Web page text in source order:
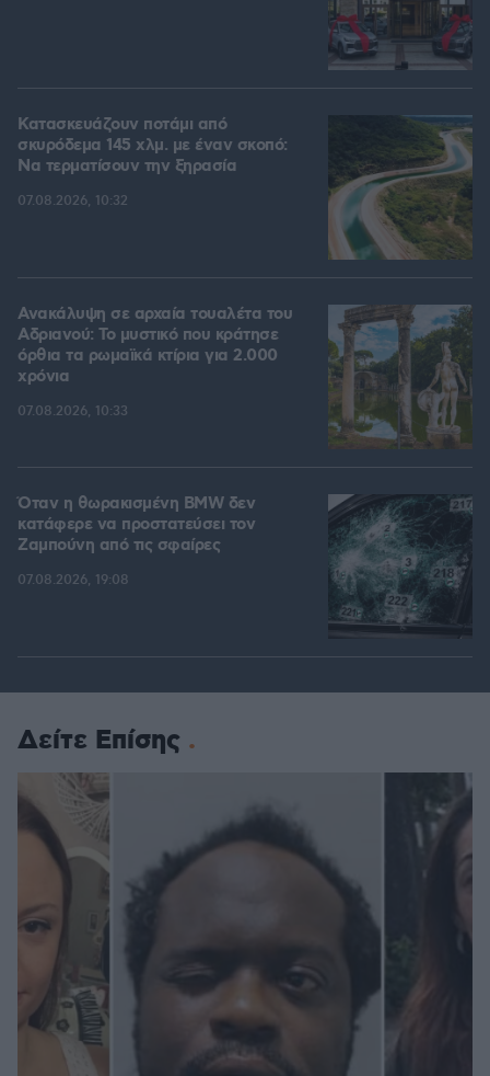
Κατασκευάζουν ποτάμι από
σκυρόδεμα 145 χλμ. με έναν σκοπό:
Να τερματίσουν την ξηρασία
07.08.2026, 10:32
Ανακάλυψη σε αρχαία τουαλέτα του
Αδριανού: Το μυστικό που κράτησε
όρθια τα ρωμαϊκά κτίρια για 2.000
χρόνια
07.08.2026, 10:33
Όταν η θωρακισμένη BMW δεν
κατάφερε να προστατεύσει τον
Ζαμπούνη από τις σφαίρες
07.08.2026, 19:08
Δείτε Επίσης